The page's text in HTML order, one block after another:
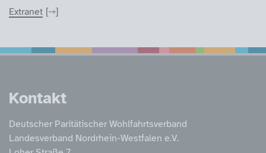
Extranet
Service
Kontakt
Deutscher Paritätischer Wohlfahrtsverband
Landesverband Nordrhein-Westfalen e.V.